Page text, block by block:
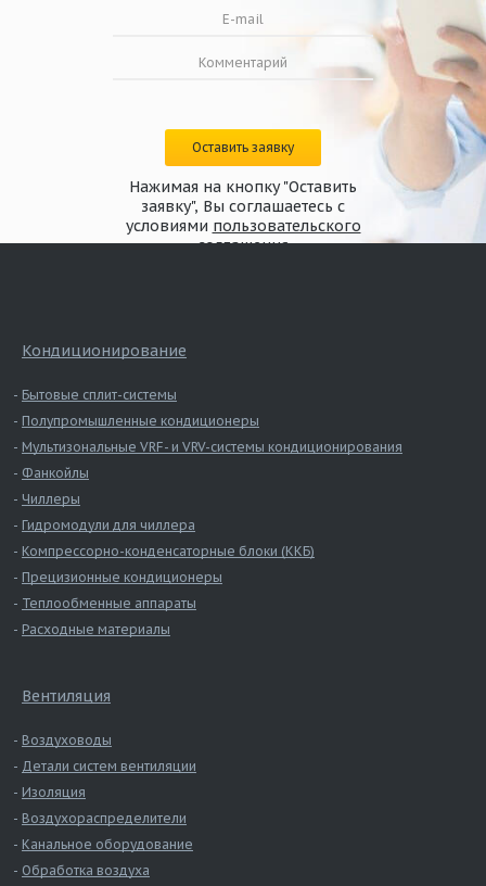
Оставить заявку
Нажимая на кнопку "Оставить
заявку", Вы соглашаетесь с
условиями пользовательского
соглашения
Кондиционирование
Бытовые сплит-системы
Полупромышленные кондиционеры
Мультизональные VRF- и VRV-системы кондиционирования
Фанкойлы
Чиллеры
Гидромодули для чиллера
Компрессорно-конденсаторные блоки (ККБ)
Прецизионные кондиционеры
Теплообменные аппараты
Расходные материалы
Вентиляция
Воздуховоды
Детали систем вентиляции
Изоляция
Воздухораспределители
Канальное оборудование
Обработка воздуха